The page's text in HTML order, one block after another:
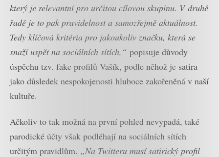
který je relevantní pro určitou cílovou skupinu. V druhé
řadě je to pak pravidelnost a samozřejmě aktuálnost.
Tedy klíčová kritéria pro jakoukoliv značku, která se
snaží uspět na sociálních sítích,“ popisuje důvody
úspěchu tzv. fake profilů Vašík, podle něhož je satira
jako důsledek nespokojenosti hluboce zakořeněná v naší
kultuře.
Ačkoliv to tak možná na první pohled nevypadá, také
parodické účty však podléhají na sociálních sítích
určitým pravidlům. „Na Twitteru musí satirický profil